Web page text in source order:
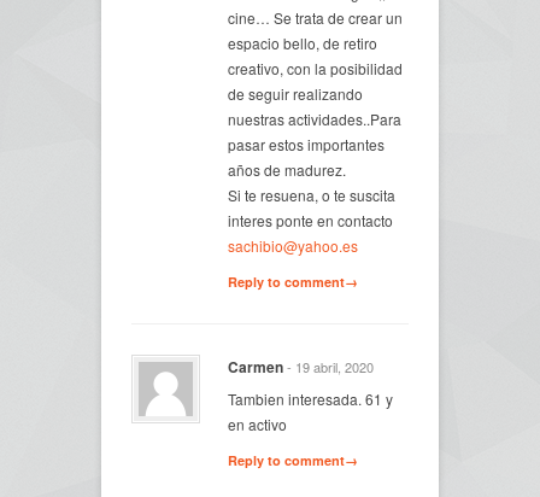
cine… Se trata de crear un
espacio bello, de retiro
creativo, con la posibilidad
de seguir realizando
nuestras actividades..Para
pasar estos importantes
años de madurez.
Si te resuena, o te suscita
interes ponte en contacto
sachibio@yahoo.es
Reply to comment→
Carmen- 19 abril, 2020
Tambien interesada. 61 y
en activo
Reply to comment→